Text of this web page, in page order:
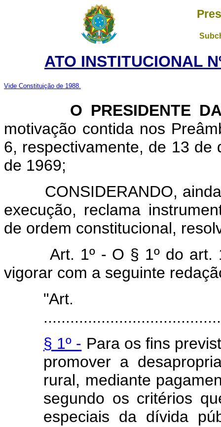
ATO INSTITUCIONAL
Vide Constituição de 1988.
O PRESIDENTE DA
motivação contida nos
6, respectivamente, de 13 de
de 1969;
CONSIDERANDO, ainda,
execução, reclama
de ordem constitucional,
Art. 1º - O § 1º do art.
vigorar com a seguinte
"Art.
§ 1º - Para os fins
promover a
rural, mediante
segundo os critérios
especiais da dívida